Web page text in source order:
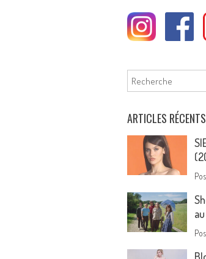
Rechercher
ARTICLES RÉCENTS